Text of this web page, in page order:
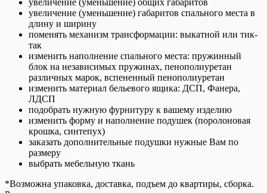
увеличение (уменьшение) общих габаритов
увеличение (уменьшение) габаритов спального места в
длину и ширину
поменять механизм трансформации: выкатной или тик-
так
изменить наполнение спального места: пружинный
блок на независимых пружинах, пенополиуретан
различных марок, вспененный пенополиуретан
изменить материал бельевого ящика: ДСП, Фанера,
ЛДСП
подобрать нужную фурнитуру к вашему изделию
изменить форму и наполнение подушек (поролоновая
крошка, синтепух)
заказать дополнительные подушки нужные Вам по
размеру
выбрать мебельную ткань
*Возможна упаковка, доставка, подъем до квартиры, сборка.